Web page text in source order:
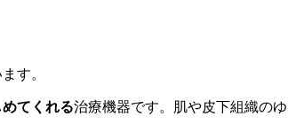
す。
てくれる治療機器です。肌や皮下組織の